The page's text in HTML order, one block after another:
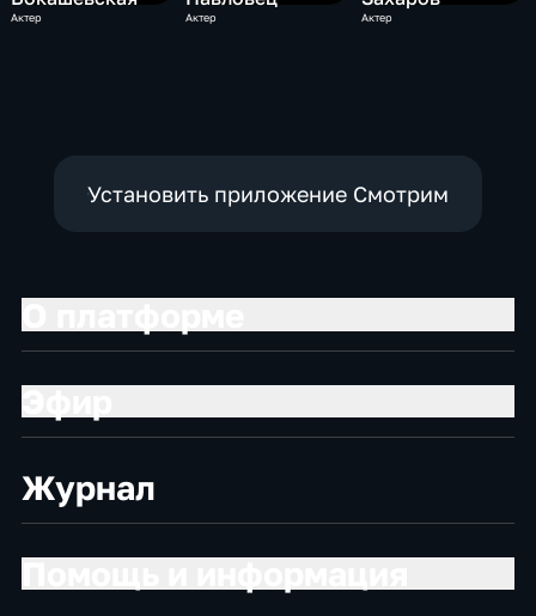
Актер Актер Актер
Установить приложение Смотрим
Журнал